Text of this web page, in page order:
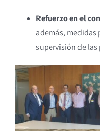
Refuerzo en el
además, medidas
supervisión de